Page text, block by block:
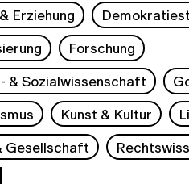
Erziehung
Forschung
& Sozialwissenschaft
Kunst & Kultur
Gesellschaft